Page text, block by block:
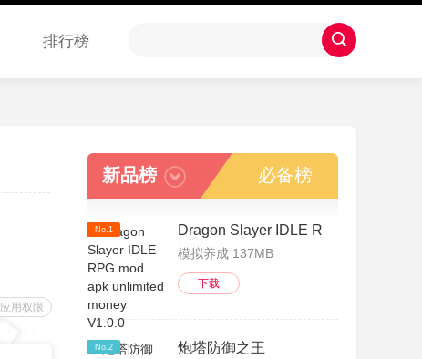
排行榜
应用权限
新品榜 必备榜
No.1 Dragon Slayer IDLE RPG mod apk
模拟养成 137MB
下载
No.2 炮塔防御之王